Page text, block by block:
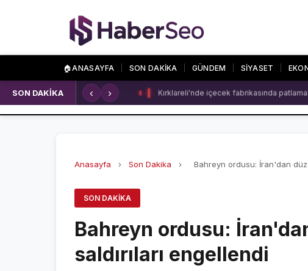
🏠ANASAYFA SON DAKİKA GÜNDEM SİYASET
SPOR
GALATASARAY
BEŞİKTAŞ
ÖZEL SAYFALAR
ASTROLOJİ
NÖBETÇİ ECZANELER
SON DAKİKA ‹ › Kırklareli'nde içecek fabrikasında patlama:
Anasayfa › Son Dakika › Bahreyn ordusu: İran'dan
SON DAKIKA
Bahreyn ordusu:
saldırıları engellendi